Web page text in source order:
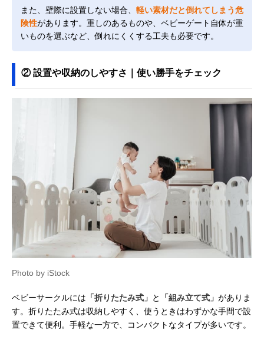
また、壁際に設置しない場合、 軽い素材だと倒れてしまう危
険性があります。重しのあるものや、ベビーゲート自体が重
いものを選ぶなど、倒れにくくする工夫も必要です。
② 設置や収納のしやすさ｜使い勝手をチェック
Photo by iStock
ベビーサークルには 「折りたたみ式」 と 「組み立て式」 がありま
す。折りたたみ式は収納しやすく、使うときはわずかな手間で設
置できて便利。手軽な一方で、コンパクトなタイプが多いです。